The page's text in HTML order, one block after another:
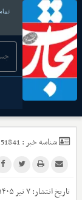
شناسه خبر :51841
تاریخ انتشار:۷ تیر ۱۴۰۵